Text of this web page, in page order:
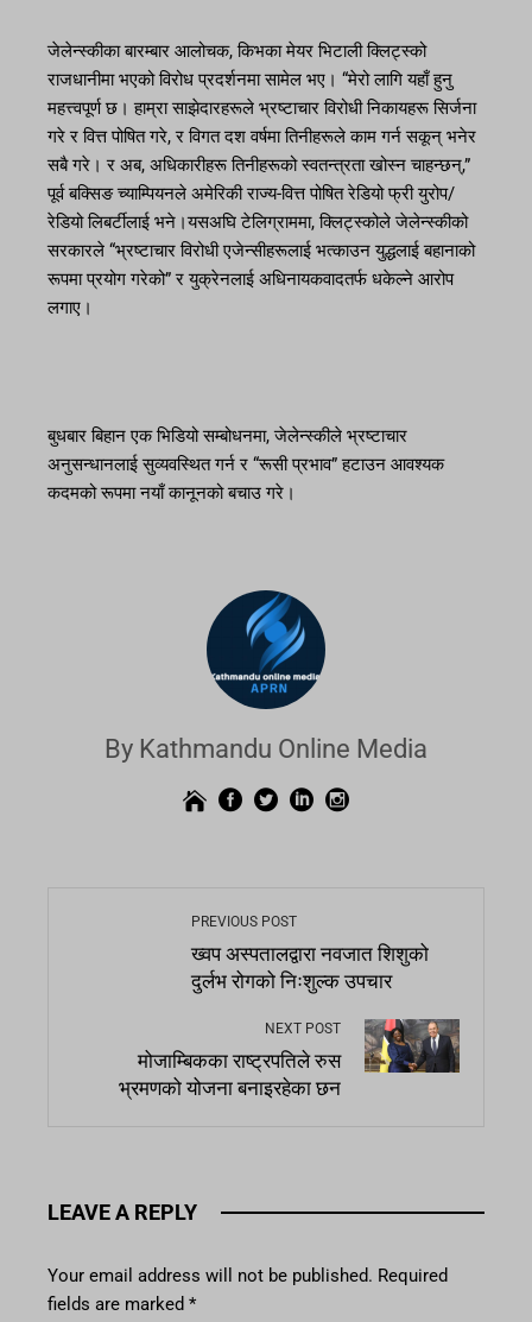
जेलेन्स्कीका बारम्बार आलोचक, किभका मेयर भिटाली क्लिट्स्को
राजधानीमा भएको विरोध प्रदर्शनमा सामेल भए। “मेरो लागि यहाँ हुनु
महत्त्वपूर्ण छ। हाम्रा साझेदारहरूले भ्रष्टाचार विरोधी निकायहरू सिर्जना
गरे र वित्त पोषित गरे, र विगत दश वर्षमा तिनीहरूले काम गर्न सकून् भनेर
सबै गरे। र अब, अधिकारीहरू तिनीहरूको स्वतन्त्रता खोस्न चाहन्छन्,”
पूर्व बक्सिङ च्याम्पियनले अमेरिकी राज्य-वित्त पोषित रेडियो फ्री युरोप/
रेडियो लिबर्टीलाई भने।यसअघि टेलिग्राममा, क्लिट्स्कोले जेलेन्स्कीको
सरकारले “भ्रष्टाचार विरोधी एजेन्सीहरूलाई भत्काउन युद्धलाई बहानाको
रूपमा प्रयोग गरेको” र युक्रेनलाई अधिनायकवादतर्फ धकेल्ने आरोप
लगाए।
बुधबार बिहान एक भिडियो सम्बोधनमा, जेलेन्स्कीले भ्रष्टाचार
अनुसन्धानलाई सुव्यवस्थित गर्न र “रूसी प्रभाव” हटाउन आवश्यक
कदमको रूपमा नयाँ कानूनको बचाउ गरे।
By Kathmandu Online Media
PREVIOUS POST
ख्वप अस्पतालद्वारा नवजात शिशुको
दुर्लभ रोगको निःशुल्क उपचार
NEXT POST
मोजाम्बिकका राष्ट्रपतिले रुस
भ्रमणको योजना बनाइरहेका छन
LEAVE A REPLY
Your email address will not be published. Required
fields are marked *